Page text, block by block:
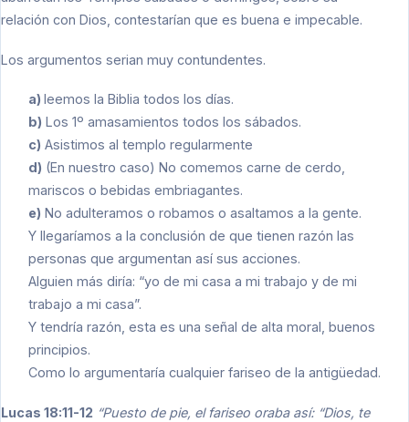
relación con Dios, contestarían que es buena e impecable.
Los argumentos serian muy contundentes.
a) leemos la Biblia todos los días.
b) Los 1º amasamientos todos los sábados.
c) Asistimos al templo regularmente
d) (En nuestro caso) No comemos carne de cerdo,
mariscos o bebidas embriagantes.
e) No adulteramos o robamos o asaltamos a la gente.
Y llegaríamos a la conclusión de que tienen razón las
personas que argumentan así sus acciones.
Alguien más diría: “yo de mi casa a mi trabajo y de mi
trabajo a mi casa”.
Y tendría razón, esta es una señal de alta moral, buenos
principios.
Como lo argumentaría cualquier fariseo de la antigüedad.
Lucas 18:11-12 “Puesto de pie, el fariseo oraba así: “Dios, te